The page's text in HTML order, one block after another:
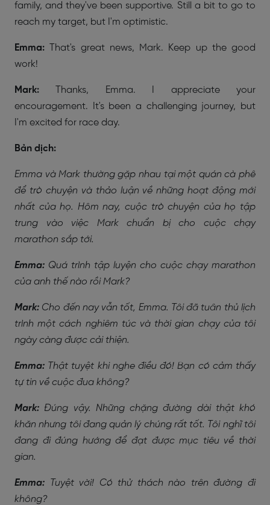
family, and they've been supportive. Still a bit to go to
reach my target, but I'm optimistic.
Emma: That's great news, Mark. Keep up the good
work!
Mark: Thanks, Emma. I appreciate your
encouragement. It's been a challenging journey, but
I'm excited for race day.
Bản dịch:
Emma và Mark thường gặp nhau tại một quán cà phê
để trò chuyện và thảo luận về những hoạt động mới
nhất của họ. Hôm nay, cuộc trò chuyện của họ tập
trung vào việc Mark chuẩn bị cho cuộc chạy
marathon sắp tới.
Emma: Quá trình tập luyện cho cuộc chạy marathon
của anh thế nào rồi Mark?
Mark: Cho đến nay vẫn tốt, Emma. Tôi đã tuân thủ lịch
trình một cách nghiêm túc và thời gian chạy của tôi
ngày càng được cải thiện.
Emma: Thật tuyệt khi nghe điều đó! Bạn có cảm thấy
tự tin về cuộc đua không?
Mark: Đúng vậy. Những chặng đường dài thật khó
khăn nhưng tôi đang quản lý chúng rất tốt. Tôi nghĩ tôi
đang đi đúng hướng để đạt được mục tiêu về thời
gian.
Emma:
Tuyệt vời! Có thử thách nào trên đường đi
không?